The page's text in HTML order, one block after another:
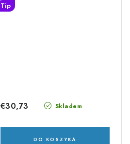
Tip
Skladem
€30,73
DO KOSZYKA